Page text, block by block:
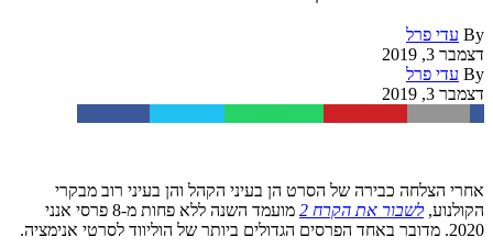
By עדי פרל
דצמבר 3, 2019
By עדי פרל
דצמבר 3, 2019
אחרי הצלחה כבירה של הסרט הן בעיני הקהל והן בעיני רוב מבקרי
הקולנוע,לשבור את הקרח 2
מועמד השנה ללא פחות מ-8 פרסי אנני
2020. מדובר באחד הפרסים הגדולים ביותר של הוליווד לסרטי אנימציה.